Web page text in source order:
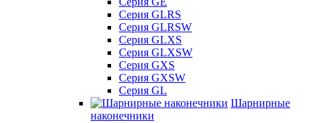
Серия GLRS
Серия GLRSW
Серия GLXS
Серия GLXSW
Серия GXS
Серия GXSW
Серия GL
Шарнирные
наконечники